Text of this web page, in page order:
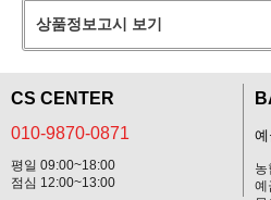
상품정보고시 보기
CS CENTER
010-9870-0871
평일 09:00~18:00
점심 12:00~13:00
예